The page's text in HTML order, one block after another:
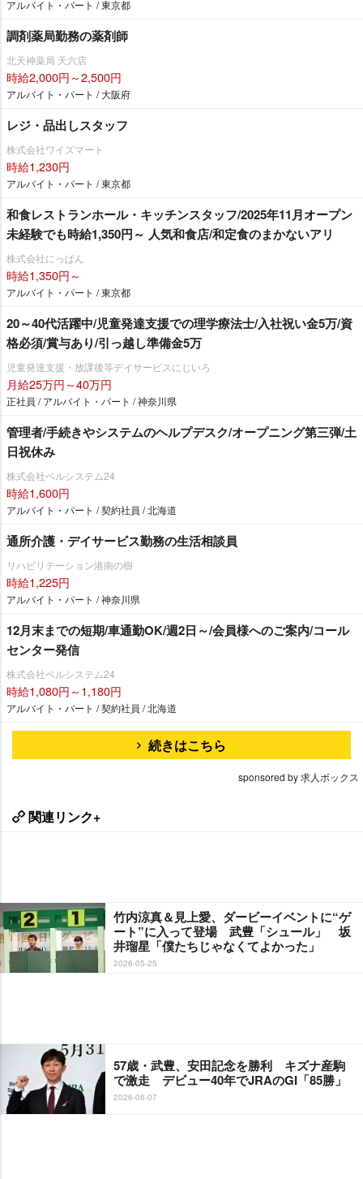
アルバイト・パート / 東京都
調剤薬局勤務の薬剤師
北天神薬局 天六店
時給2,000円～2,500円
アルバイト・パート / 大阪府
レジ・品出しスタッフ
株式会社ワイズマート
時給1,230円
アルバイト・パート / 東京都
和食レストランホール・キッチンスタッフ/2025年11月オープン
未経験でも時給1,350円～ 人気和食店/和定食のまかないアリ
株式会社にっぱん
時給1,350円～
アルバイト・パート / 東京都
20～40代活躍中/児童発達支援での理学療法士/入社祝い金5万/資
格必須/賞与あり/引っ越し準備金5万
児童発達支援・放課後等デイサービスにじいろ
月給25万円～40万円
正社員 / アルバイト・パート / 神奈川県
管理者/手続きやシステムのヘルプデスク/オープニング第三弾/土
日祝休み
株式会社ベルシステム24
時給1,600円
アルバイト・パート / 契約社員 / 北海道
通所介護・デイサービス勤務の生活相談員
リハビリテーション港南の樹
時給1,225円
アルバイト・パート / 神奈川県
12月末までの短期/車通勤OK/週2日～/会員様へのご案内/コール
センター発信
株式会社ベルシステム24
時給1,080円～1,180円
アルバイト・パート / 契約社員 / 北海道
続きはこちら
sponsored by 求人ボックス
関連リンク+
竹内涼真＆見上愛、ダービーイベントに“ゲ
ート”に入って登場 武豊「シュール」 坂
井瑠星「僕たちじゃなくてよかった」
2026-05-25
57歳・武豊、安田記念を勝利 キズナ産駒
で激走 デビュー40年でJRAのGI「85勝」
2026-06-07